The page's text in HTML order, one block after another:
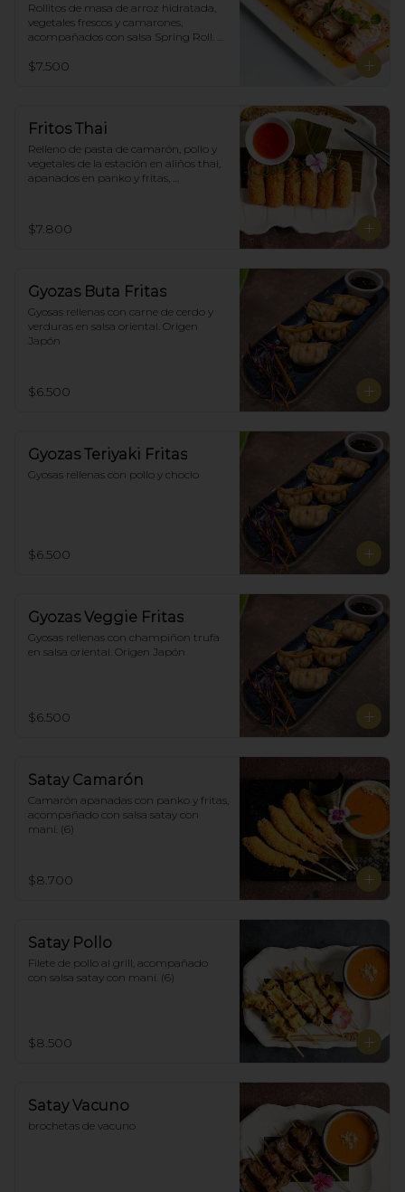
Rollitos de masa de arroz hidratada,
vegetales frescos y camarones,
acompañados con salsa Spring Roll.
$7.500
Fritos Thai
Relleno de pasta de camarón, pollo y
vegetales de la estación en aliños thai,
apanados en panko y fritas,
$7.800
Gyozas Buta Fritas
Gyosas rellenas con carne de cerdo y
verduras en salsa oriental. Origen
Japón
$6.500
Gyozas Teriyaki Fritas
Gyosas rellenas con pollo y choclo
$6.500
Gyozas Veggie Fritas
Gyosas rellenas con champiñon trufa
en salsa oriental. Origen Japón
$6.500
Satay Camarón
Camarón apanadas con panko y fritas,
acompañado con salsa satay con
maní. (6)
$8.700
Satay Pollo
Filete de pollo al grill, acompañado
con salsa satay con maní. (6)
$8.500
Satay Vacuno
brochetas de vacuno